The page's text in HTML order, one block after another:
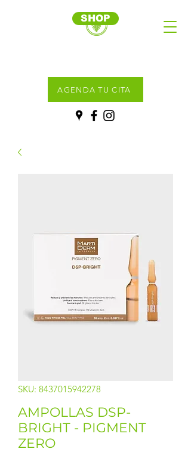
SHOP
AGENDA TU CITA
SKU: 8437015942278
AMPOLLAS DSP-
BRIGHT - PIGMENT
ZERO